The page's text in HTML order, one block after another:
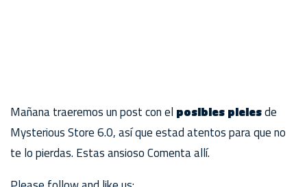
Mañana traeremos un post con el posibles pielesde
Mysterious Store 6.0, así que estad atentos para que no
te lo pierdas. Estas ansioso Comenta allí.